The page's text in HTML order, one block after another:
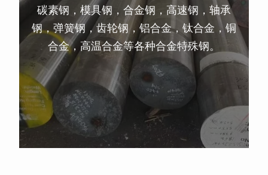
碳素钢，模具钢，合金钢，高速钢，轴承
钢，弹簧钢，齿轮钢，铝合金，钛合金，铜
合金，高温合金等各种合金特殊钢。